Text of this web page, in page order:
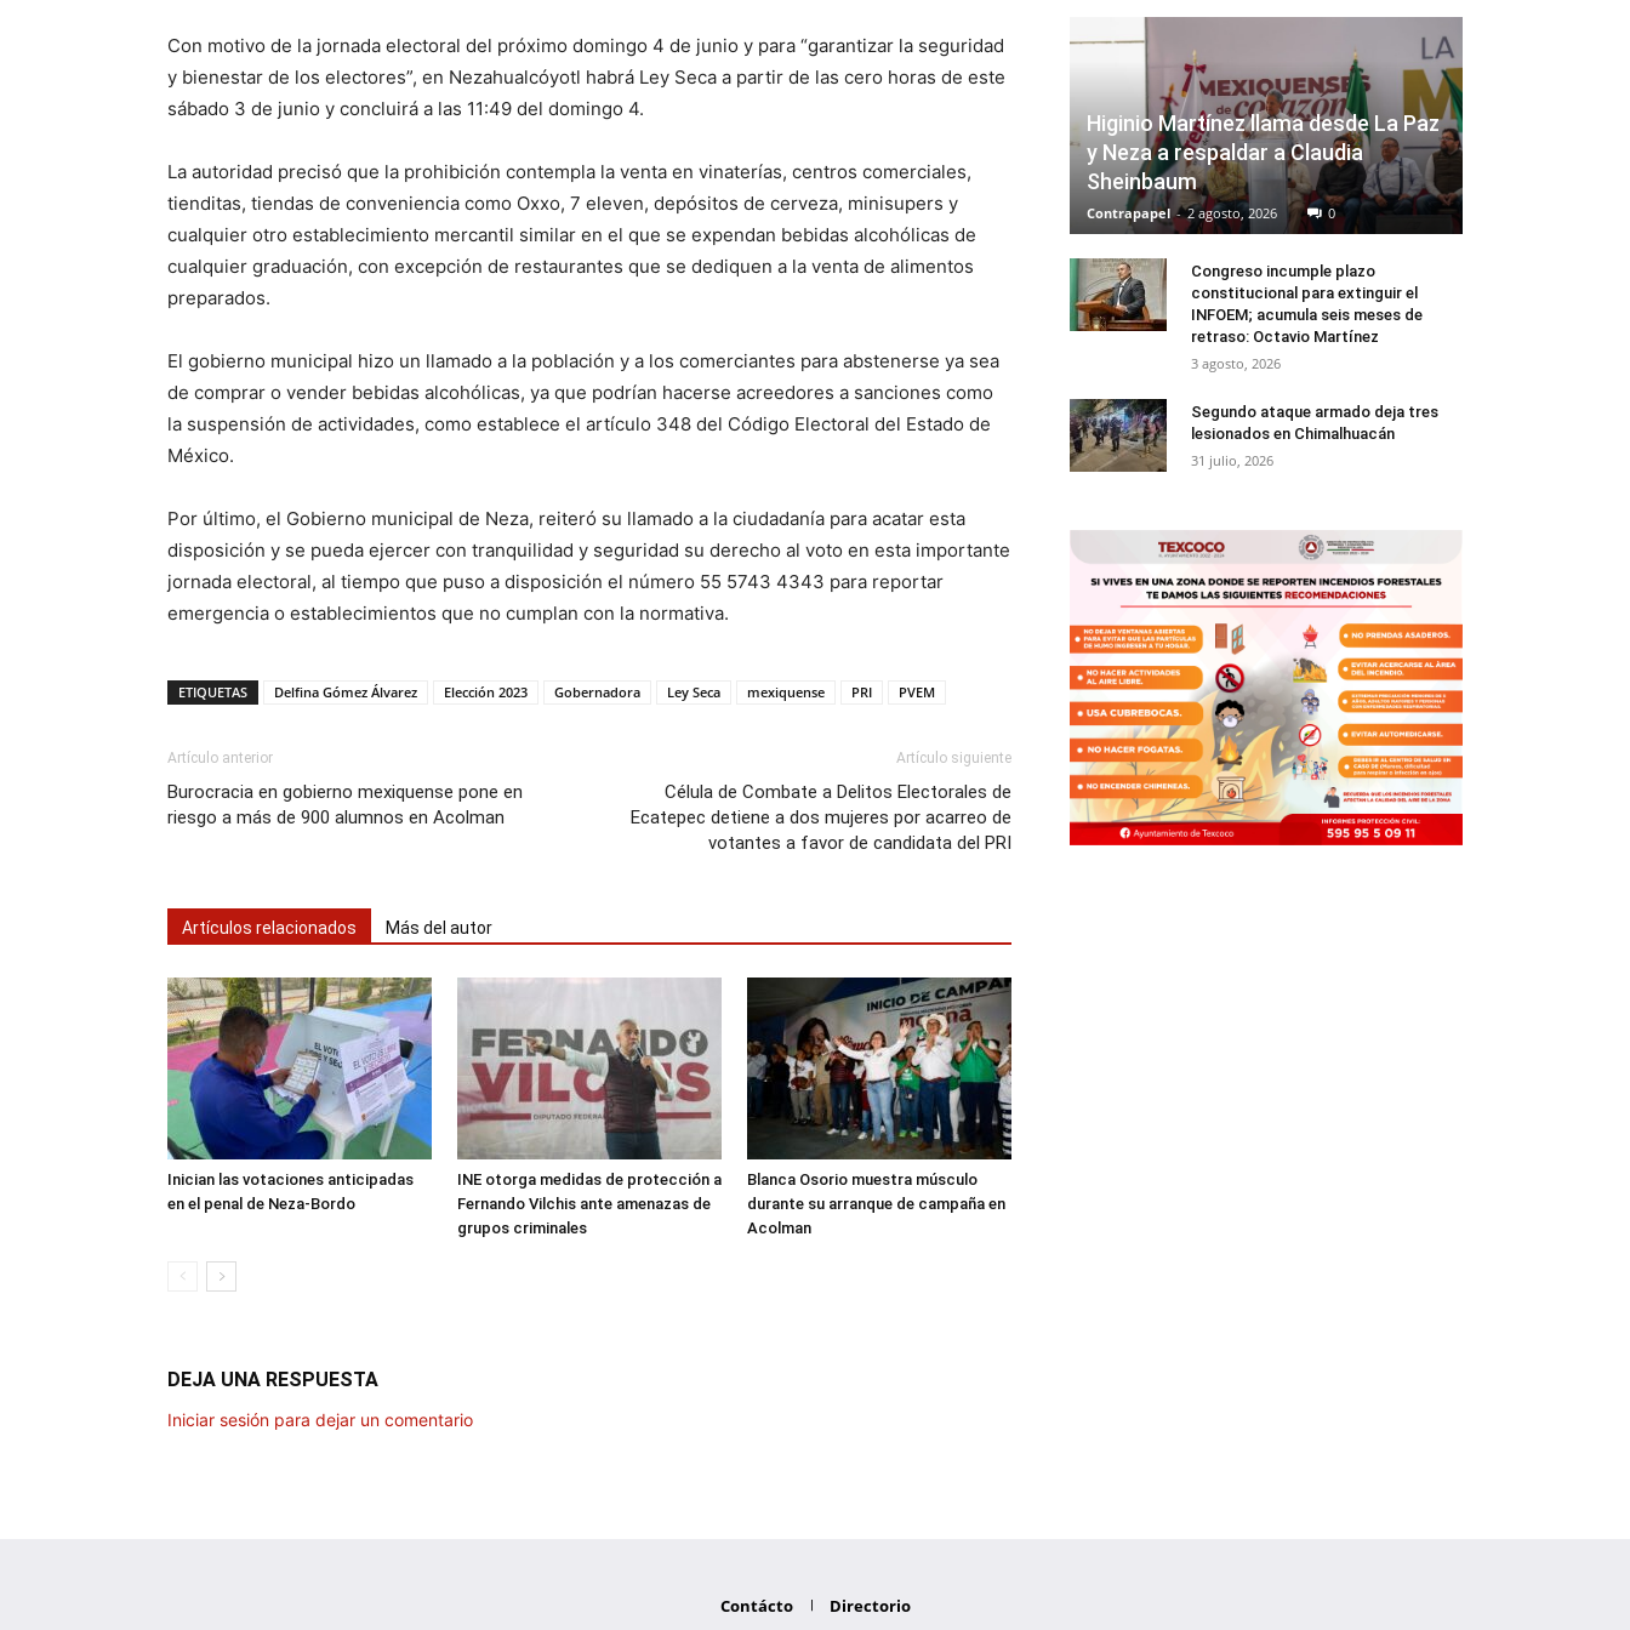
Con motivo de la jornada electoral del próximo domingo 4 de junio y para “garantizar la seguridad
y bienestar de los electores”, en Nezahualcóyotl habrá Ley Seca a partir de las cero horas de este
sábado 3 de junio y concluirá a las 11:49 del domingo 4.
La autoridad precisó que la prohibición contempla la venta en vinaterías, centros comerciales,
tienditas, tiendas de conveniencia como Oxxo, 7 eleven, depósitos de cerveza, minisupers y
cualquier otro establecimiento mercantil similar en el que se expendan bebidas alcohólicas de
cualquier graduación, con excepción de restaurantes que se dediquen a la venta de alimentos
preparados.
El gobierno municipal hizo un llamado a la población y a los comerciantes para abstenerse ya sea
de comprar o vender bebidas alcohólicas, ya que podrían hacerse acreedores a sanciones como
la suspensión de actividades, como establece el artículo 348 del Código Electoral del Estado de
México.
Por último, el Gobierno municipal de Neza, reiteró su llamado a la ciudadanía para acatar esta
disposición y se pueda ejercer con tranquilidad y seguridad su derecho al voto en esta importante
jornada electoral, al tiempo que puso a disposición el número 55 5743 4343 para reportar
emergencia o establecimientos que no cumplan con la normativa.
ETIQUETAS Delfina Gómez Álvarez Elección 2023 Gobernadora Ley Seca mexiquense PRI PVEM
Artículo anterior
Burocracia en gobierno mexiquense pone en
riesgo a más de 900 alumnos en Acolman
Artículo siguiente
Célula de Combate a Delitos Electorales de
Ecatepec detiene a dos mujeres por acarreo de
votantes a favor de candidata del PRI
Artículos relacionados Más del autor
Inician las votaciones anticipadas
en el penal de Neza-Bordo
INE otorga medidas de protección a
Fernando Vilchis ante amenazas de
grupos criminales
Blanca Osorio muestra músculo
durante su arranque de campaña en
Acolman
DEJA UNA RESPUESTA
Iniciar sesión para dejar un comentario
Higinio Martínez llama desde La Paz
y Neza a respaldar a Claudia
Sheinbaum
Contrapapel - 2 agosto, 2026 0
Congreso incumple plazo
constitucional para extinguir el
INFOEM; acumula seis meses de
retraso: Octavio Martínez
3 agosto, 2026
Segundo ataque armado deja tres
lesionados en Chimalhuacán
31 julio, 2026
Contácto Directorio